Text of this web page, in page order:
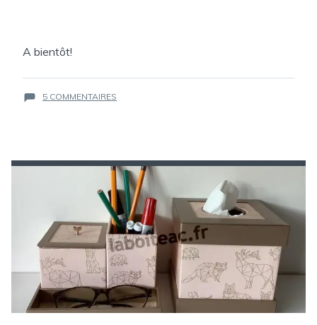
A bientôt!
5 COMMENTAIRES
1